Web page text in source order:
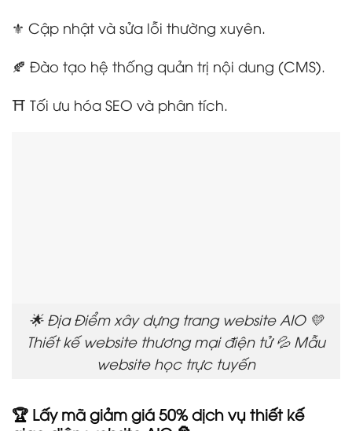
⚜️ Cập nhật và sửa lỗi thường xuyên.
🍂 Đào tạo hệ thống quản trị nội dung (CMS).
⛩️ Tối ưu hóa SEO và phân tích.
🌟 Địa Điểm xây dựng trang website AIO 💛
Thiết kế website thương mại điện tử 💦 Mẫu
website học trực tuyến
🏆 Lấy mã giảm giá 50% dịch vụ thiết kế